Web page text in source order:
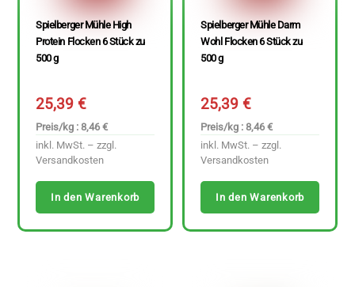
Spielberger Mühle High
Protein Flocken 6 Stück zu
500 g
25,39€
Preis/kg : 8,46 €
inkl. MwSt. – zzgl.
Versandkosten
In den Warenkorb
Spielberger Mühle Darm
Wohl Flocken 6 Stück zu
500 g
25,39€
Preis/kg : 8,46 €
inkl. MwSt. – zzgl.
Versandkosten
In den Warenkorb